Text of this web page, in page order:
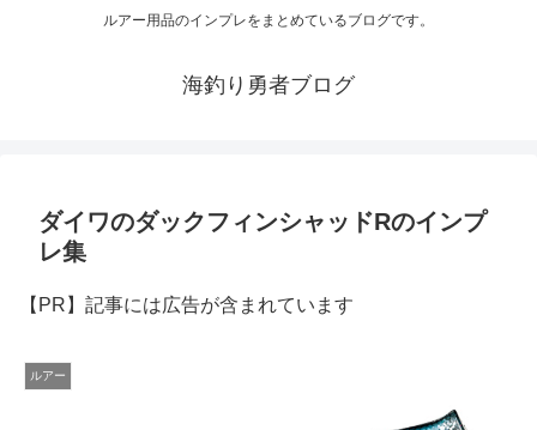
ルアー用品のインプレをまとめているブログです。
海釣り勇者ブログ
ダイワのダックフィンシャッドRのインプ
レ集
【PR】記事には広告が含まれています
ルアー